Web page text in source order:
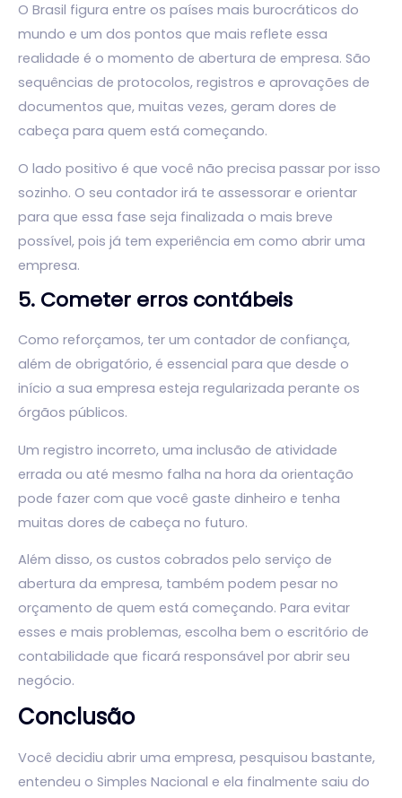
O Brasil figura entre os países mais burocráticos do
mundo e um dos pontos que mais reflete essa
realidade é o momento de abertura de empresa. São
sequências de protocolos, registros e aprovações de
documentos que, muitas vezes, geram dores de
cabeça para quem está começando.
O lado positivo é que você não precisa passar por isso
sozinho. O seu contador irá te assessorar e orientar
para que essa fase seja finalizada o mais breve
possível, pois já tem experiência em como abrir uma
empresa.
5. Cometer erros contábeis
Como reforçamos, ter um contador de confiança,
além de obrigatório, é essencial para que desde o
início a sua empresa esteja regularizada perante os
órgãos públicos.
Um registro incorreto, uma inclusão de atividade
errada ou até mesmo falha na hora da orientação
pode fazer com que você gaste dinheiro e tenha
muitas dores de cabeça no futuro.
Além disso, os custos cobrados pelo serviço de
abertura da empresa, também podem pesar no
orçamento de quem está começando. Para evitar
esses e mais problemas, escolha bem o escritório de
contabilidade que ficará responsável por abrir seu
negócio.
Conclusão
Você decidiu abrir uma empresa, pesquisou bastante,
entendeu o Simples Nacional e ela finalmente saiu do